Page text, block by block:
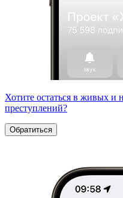
Хотите остаться в живых и
преступлений?
Обратиться